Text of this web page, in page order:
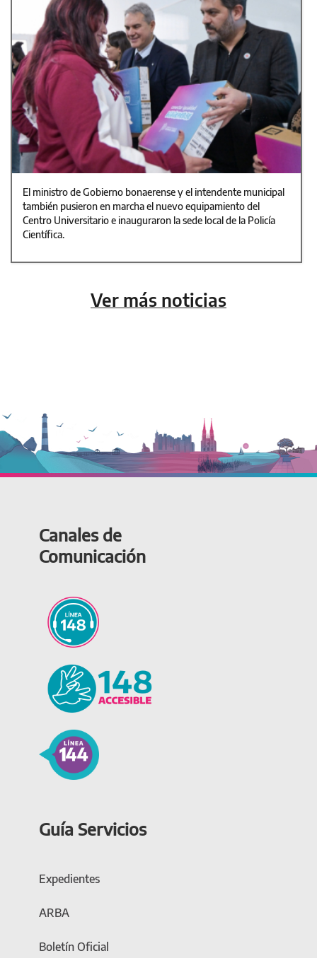
El ministro de Gobierno bonaerense y el intendente municipal
también pusieron en marcha el nuevo equipamiento del
Centro Universitario e inauguraron la sede local de la Policía
Científica.
Ver más noticias
Canales de
Comunicación
Guía Servicios
Expedientes
ARBA
Boletín Oficial